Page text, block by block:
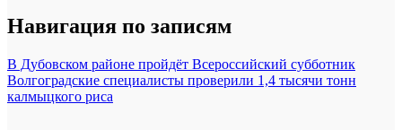
Навигация по записям
В Дубовском районе пройдёт Всероссийский субботник
Волгоградские специалисты проверили 1,4 тысячи тонн
калмыцкого риса